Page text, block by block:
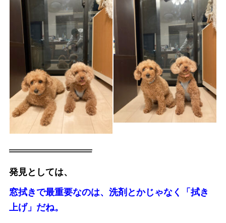
発見としては、
窓拭きで最重要なのは、洗剤とかじゃなく「拭き
上げ」だね。